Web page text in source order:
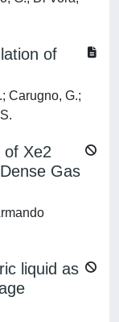
of
Carugno, G.;
of Xe2
Gas
liquid as